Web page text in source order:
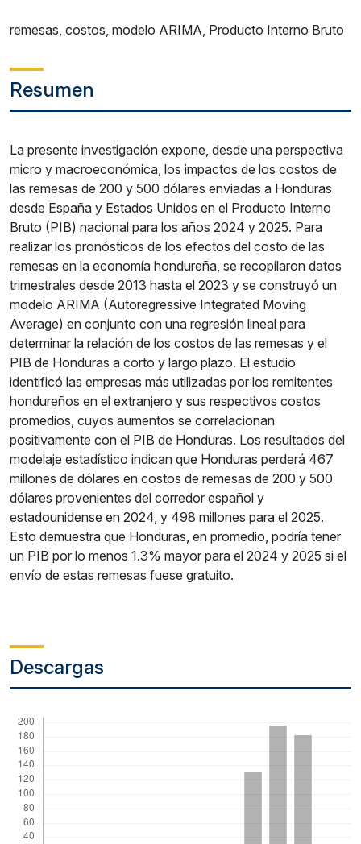
remesas, costos, modelo ARIMA, Producto Interno Bruto
Resumen
La presente investigación expone, desde una perspectiva
micro y macroeconómica, los impactos de los costos de
las remesas de 200 y 500 dólares enviadas a Honduras
desde España y Estados Unidos en el Producto Interno
Bruto (PIB) nacional para los años 2024 y 2025. Para
realizar los pronósticos de los efectos del costo de las
remesas en la economía hondureña, se recopilaron datos
trimestrales desde 2013 hasta el 2023 y se construyó un
modelo ARIMA (Autoregressive Integrated Moving
Average) en conjunto con una regresión lineal para
determinar la relación de los costos de las remesas y el
PIB de Honduras a corto y largo plazo. El estudio
identificó las empresas más utilizadas por los remitentes
hondureños en el extranjero y sus respectivos costos
promedios, cuyos aumentos se correlacionan
positivamente con el PIB de Honduras. Los resultados del
modelaje estadístico indican que Honduras perderá 467
millones de dólares en costos de remesas de 200 y 500
dólares provenientes del corredor español y
estadounidense en 2024, y 498 millones para el 2025.
Esto demuestra que Honduras, en promedio, podría tener
un PIB por lo menos 1.3% mayor para el 2024 y 2025 si el
envío de estas remesas fuese gratuito.
Descargas